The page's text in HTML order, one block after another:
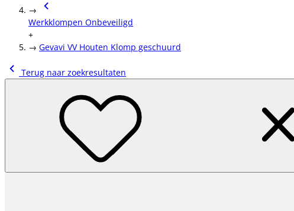
→
Werkklompen Onbeveiligd
+
→ Gevavi VV Houten Klomp geschuurd
Terug naar zoekresultaten